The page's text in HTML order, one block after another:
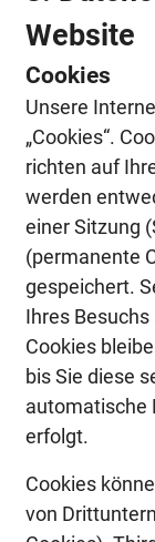
Website
Cookies
Unsere
„Cookies“.
richten auf
werden
einer Sitzung
(permanente
gespeichert.
Ihres
Cookies
bis Sie diese
automatische
erfolgt.
Cookies
von